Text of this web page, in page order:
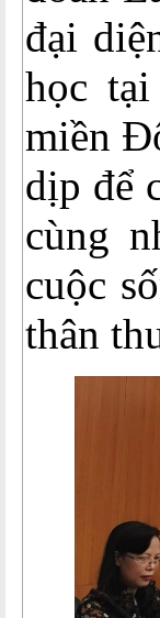
đại
học
miền
dịp để
cùng
cuộc
thân